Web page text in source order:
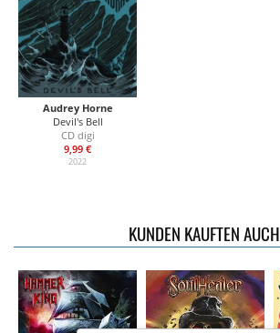
Audrey Horne
Devil's Bell
CD digi
9,99 €
2022
KUNDEN KAUFTEN AUCH